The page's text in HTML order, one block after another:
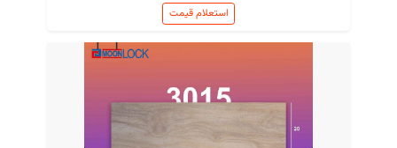
استعلام قیمت